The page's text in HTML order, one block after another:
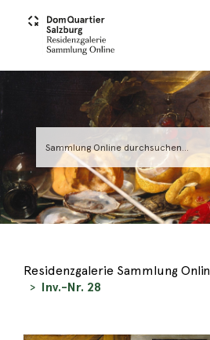
Residenzgalerie Sammlung
Inv.-Nr. 28